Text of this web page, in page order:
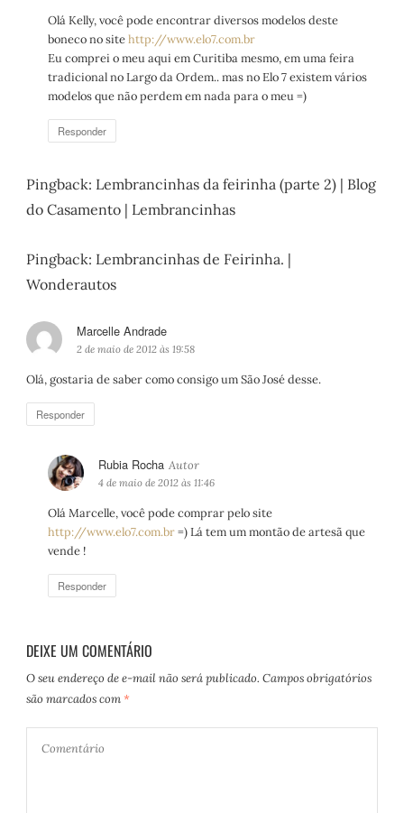
s
e
:
Olá Kelly, você pode encontrar diversos modelos deste
boneco no sitehttp://www.elo7.com.br
Eu comprei o meu aqui em Curitiba mesmo, em uma feira
tradicional no Largo da Ordem.. mas no Elo 7 existem vários
modelos que não perdem em nada para o meu =)
Responder
Pingback: Lembrancinhas da feirinha (parte 2) | Blog
do Casamento | Lembrancinhas
Pingback: Lembrancinhas de Feirinha. |
Wonderautos
Marcelle Andrade
i
s
2 de maio de 2012 às 19:58
Olá, gostaria de saber como consigo um São José desse.
Responder
Rubia Rocha
i
s
e
4 de maio de 2012 às 11:46
Olá Marcelle, você pode comprar pelo site
http://www.elo7.com.br=) Lá tem um montão de artesã que
vende !
Responder
DEIXE UM COMENTÁRIO
O seu endereço de e-mail não será publicado. Campos obrigatórios
são marcados com *